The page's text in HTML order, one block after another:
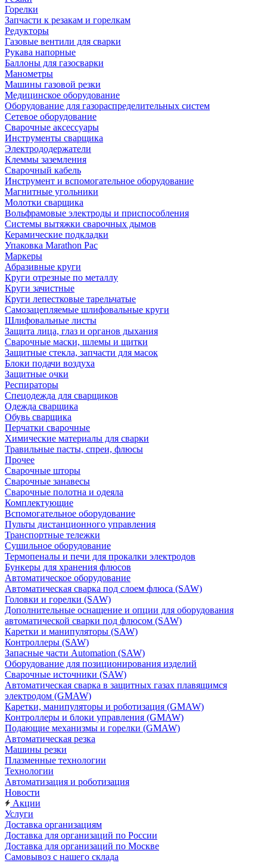
Горелки
Запчасти к резакам и горелкам
Редукторы
Газовые вентили для сварки
Рукава напорные
Баллоны для газосварки
Манометры
Машины газовой резки
Медицинское оборудование
Оборудование для газораспределительных систем
Сетевое оборудование
Сварочные аксессуары
Инструменты сварщика
Электрододержатели
Клеммы заземления
Сварочный кабель
Инструмент и вспомогательное оборудование
Магнитные угольники
Молотки сварщика
Вольфрамовые электроды и приспособления
Системы вытяжки сварочных дымов
Керамические подкладки
Упаковка Marathon Pac
Маркеры
Абразивные круги
Круги отрезные по металлу
Круги зачистные
Круги лепестковые тарельчатые
Самозацепляемые шлифовальные круги
Шлифовальные листы
Защита лица, глаз и органов дыхания
Сварочные маски, шлемы и щитки
Защитные стекла, запчасти для масок
Блоки подачи воздуха
Защитные очки
Респираторы
Спецодежда для сварщиков
Одежда сварщика
Обувь сварщика
Перчатки сварочные
Химические материалы для сварки
Травильные пасты, спреи, флюсы
Прочее
Сварочные шторы
Сварочные занавесы
Сварочные полотна и одеяла
Комплектующие
Вспомогательное оборудование
Пульты дистанционного управления
Транспортные тележки
Сушильное оборудование
Термопеналы и печи для прокалки электродов
Бункеры для хранения флюсов
Автоматическое оборудование
Автоматическая сварка под слоем флюса (SAW)
Головки и горелки (SAW)
Дополнительные оснащение и опции для оборудования
автоматической сварки под флюсом (SAW)
Каретки и манипуляторы (SAW)
Контроллеры (SAW)
Запасные части Automation (SAW)
Оборудование для позиционирования изделий
Сварочные источники (SAW)
Автоматическая сварка в защитных газах плавящимся
электродом (GMAW)
Каретки, манипуляторы и роботизация (GMAW)
Контроллеры и блоки управления (GMAW)
Подающие механизмы и горелки (GMAW)
Автоматическая резка
Машины резки
Плазменные технологии
Технологии
Автоматизация и роботизация
Новости
Акции
Услуги
Доставка организациям
Доставка для организаций по России
Доставка для организаций по Москве
Самовывоз с нашего склада